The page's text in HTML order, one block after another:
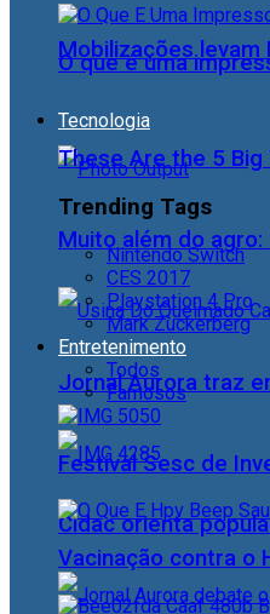
Mobilizações
Tecnologia
Muito além do
Jornal Aurora traz
Cidac orienta
O que é uma
These Are the 5
Trending Tags
Nintendo Switch
CES 2017
Playstation 4 Pro
Mark Zuckerberg
Entretenimento
Todos
Famosos
Festival Sesc de
Vacinação contra o